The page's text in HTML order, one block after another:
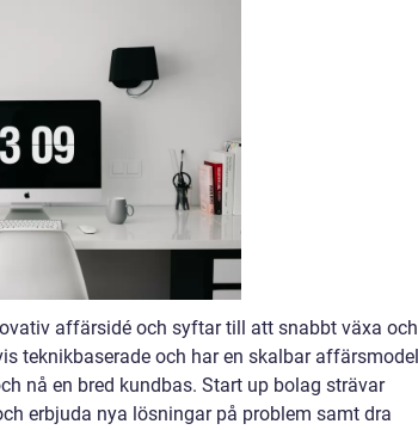
affärsidé och syftar till att snabbt växa och
teknikbaserade och har en skalbar affärsmodell
nå en bred kundbas. Start up bolag strävar
erbjuda nya lösningar på problem samt dra